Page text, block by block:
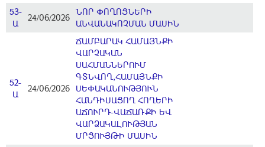
53-
Ա
24/06/2026
ՆՈՐ ՓՈՂՈՑՆԵՐԻ
ԱՆՎԱՆԱԿՈՉՄԱՆ ՄԱՍԻՆ
52-
Ա
24/06/2026
ՃԱՄԲԱՐԱԿ ՀԱՄԱՅՆՔԻ
ՎԱՐՉԱԿԱՆ
ՍԱՀՄԱՆՆԵՐՈՒՄ
ԳՏՆՎՈՂ,ՀԱՄԱՅՆՔԻ
ՍԵՓԱԿԱՆՈՒԹՅՈՒՆ
ՀԱՆԴԻՍԱՑՈՂ ՀՈՂԵՐԻ
ԱՃՈՒՐԴ-ՎԱՃԱՌՔԻ ԵՎ
ՎԱՐՁԱԿԱԼՈՒԹՅԱՆ
ՄՐՑՈՒՅԹԻ ՄԱՍԻՆ